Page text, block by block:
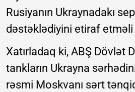
Rusiyanın Ukraynadakı
dəstəklədiyini etiraf
Xatırladaq ki, ABŞ Dövlət
tankların Ukrayna
rəsmi Moskvanı sərt